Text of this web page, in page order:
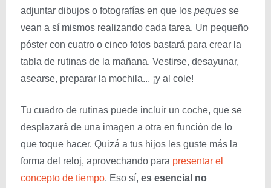
adjuntar dibujos o fotografías en que los peques se
vean a sí mismos realizando cada tarea. Un pequeño
póster con cuatro o cinco fotos bastará para crear la
tabla de rutinas de la mañana. Vestirse, desayunar,
asearse, preparar la mochila... ¡y al cole!
Tu cuadro de rutinas puede incluir un coche, que se
desplazará de una imagen a otra en función de lo
que toque hacer. Quizá a tus hijos les guste más la
forma del reloj, aprovechando para presentar el
concepto de tiempo. Eso sí, es esencial no